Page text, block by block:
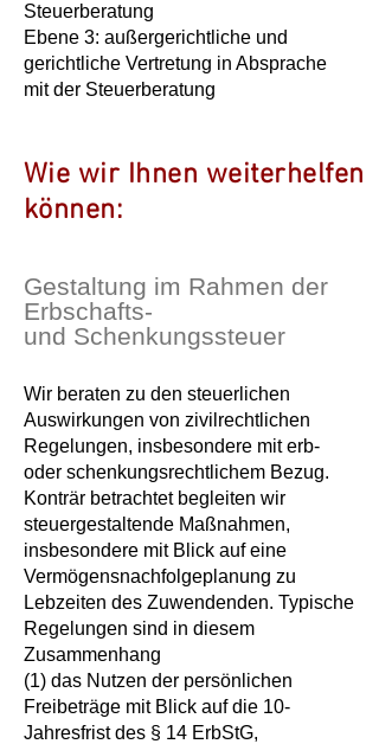
Steuerberatung
Ebene 3: außergerichtliche und
gerichtliche Vertretung in Absprache
mit der Steuerberatung
Wie wir Ihnen weiterhelfen
können:
Gestaltung im Rahmen der
Erbschafts-
und Schenkungssteuer
Wir beraten zu den steuerlichen
Auswirkungen von zivilrechtlichen
Regelungen, insbesondere mit erb-
oder schenkungsrechtlichem Bezug.
Konträr betrachtet begleiten wir
steuergestaltende Maßnahmen,
insbesondere mit Blick auf eine
Vermögensnachfolgeplanung zu
Lebzeiten des Zuwendenden. Typische
Regelungen sind in diesem
Zusammenhang
(1) das Nutzen der persönlichen
Freibeträge mit Blick auf die 10-
Jahresfrist des § 14 ErbStG,